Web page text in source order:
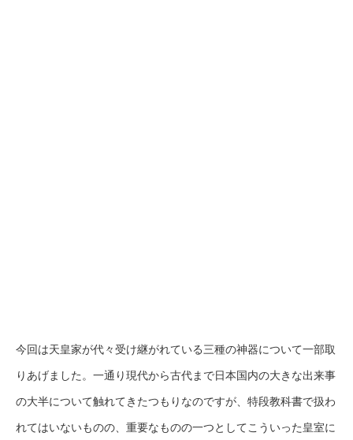
今回は天皇家が代々受け継がれている三種の神器について一部取
りあげました。一通り現代から古代まで日本国内の大きな出来事
の大半について触れてきたつもりなのですが、特段教科書で扱わ
れてはいないものの、重要なものの一つとしてこういった皇室に